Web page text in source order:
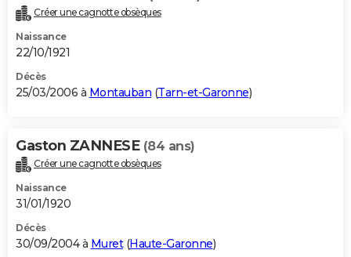
Créer une cagnotte obsèques
Naissance
22/10/1921
Décès
25/03/2006 à Montauban (Tarn-et-Garonne)
Gaston ZANNESE (84 ans)
Créer une cagnotte obsèques
Naissance
31/01/1920
Décès
30/09/2004 à Muret(Haute-Garonne)